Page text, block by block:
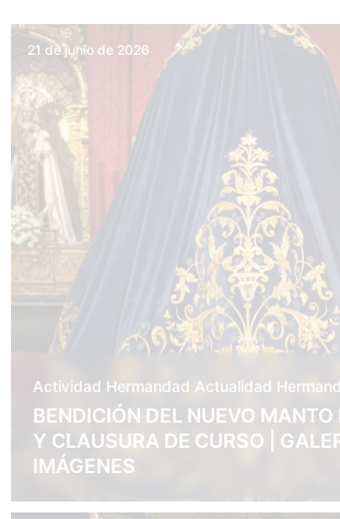
21 de junio de 2026
Actividad Hermandad Actualidad
BENDICIÓN DEL NUEVO MANTO
Y CLAUSURA DE CURSO |
IMÁGENES